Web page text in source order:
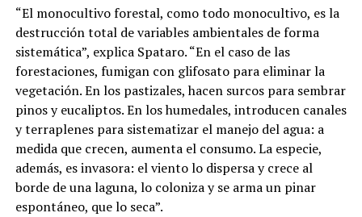
“El monocultivo forestal, como todo monocultivo, es la
destrucción total de variables ambientales de forma
sistemática”, explica Spataro. “En el caso de las
forestaciones, fumigan con glifosato para eliminar la
vegetación. En los pastizales, hacen surcos para sembrar
pinos y eucaliptos. En los humedales, introducen canales
y terraplenes para sistematizar el manejo del agua: a
medida que crecen, aumenta el consumo. La especie,
además, es invasora: el viento lo dispersa y crece al
borde de una laguna, lo coloniza y se arma un pinar
espontáneo, que lo seca”.